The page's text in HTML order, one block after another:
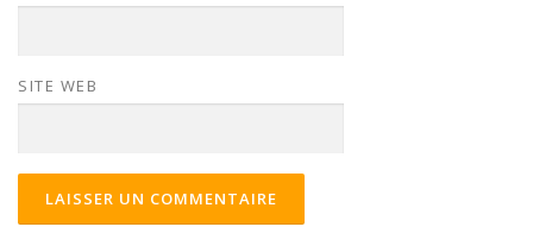
SITE WEB